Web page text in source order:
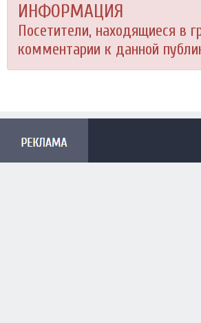
ИНФОРМАЦИЯ
Посетители, находящиеся в
комментарии к данной